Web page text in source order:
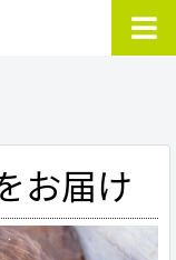
お届け